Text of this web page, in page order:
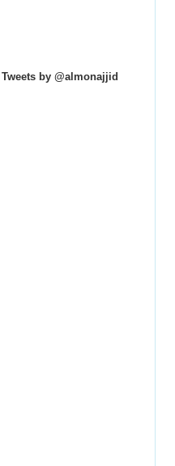
Tweets by @almonajjid